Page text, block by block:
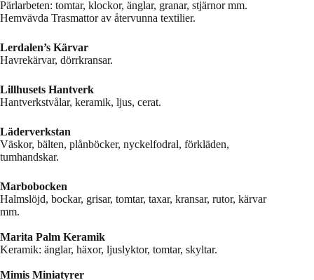
Pärlarbeten: tomtar, klockor, änglar, granar, stjärnor mm.
Hemvävda Trasmattor av återvunna textilier.
Lerdalen’s Kärvar
Havrekärvar, dörrkransar.
Lillhusets Hantverk
Hantverkstvålar, keramik, ljus, cerat.
Läderverkstan
Väskor, bälten, plånböcker, nyckelfodral, förkläden,
tumhandskar.
Marbobocken
Halmslöjd, bockar, grisar, tomtar, taxar, kransar, rutor, kärvar
mm.
Marita Palm Keramik
Keramik: änglar, häxor, ljuslyktor, tomtar, skyltar.
Mimis Miniatyrer